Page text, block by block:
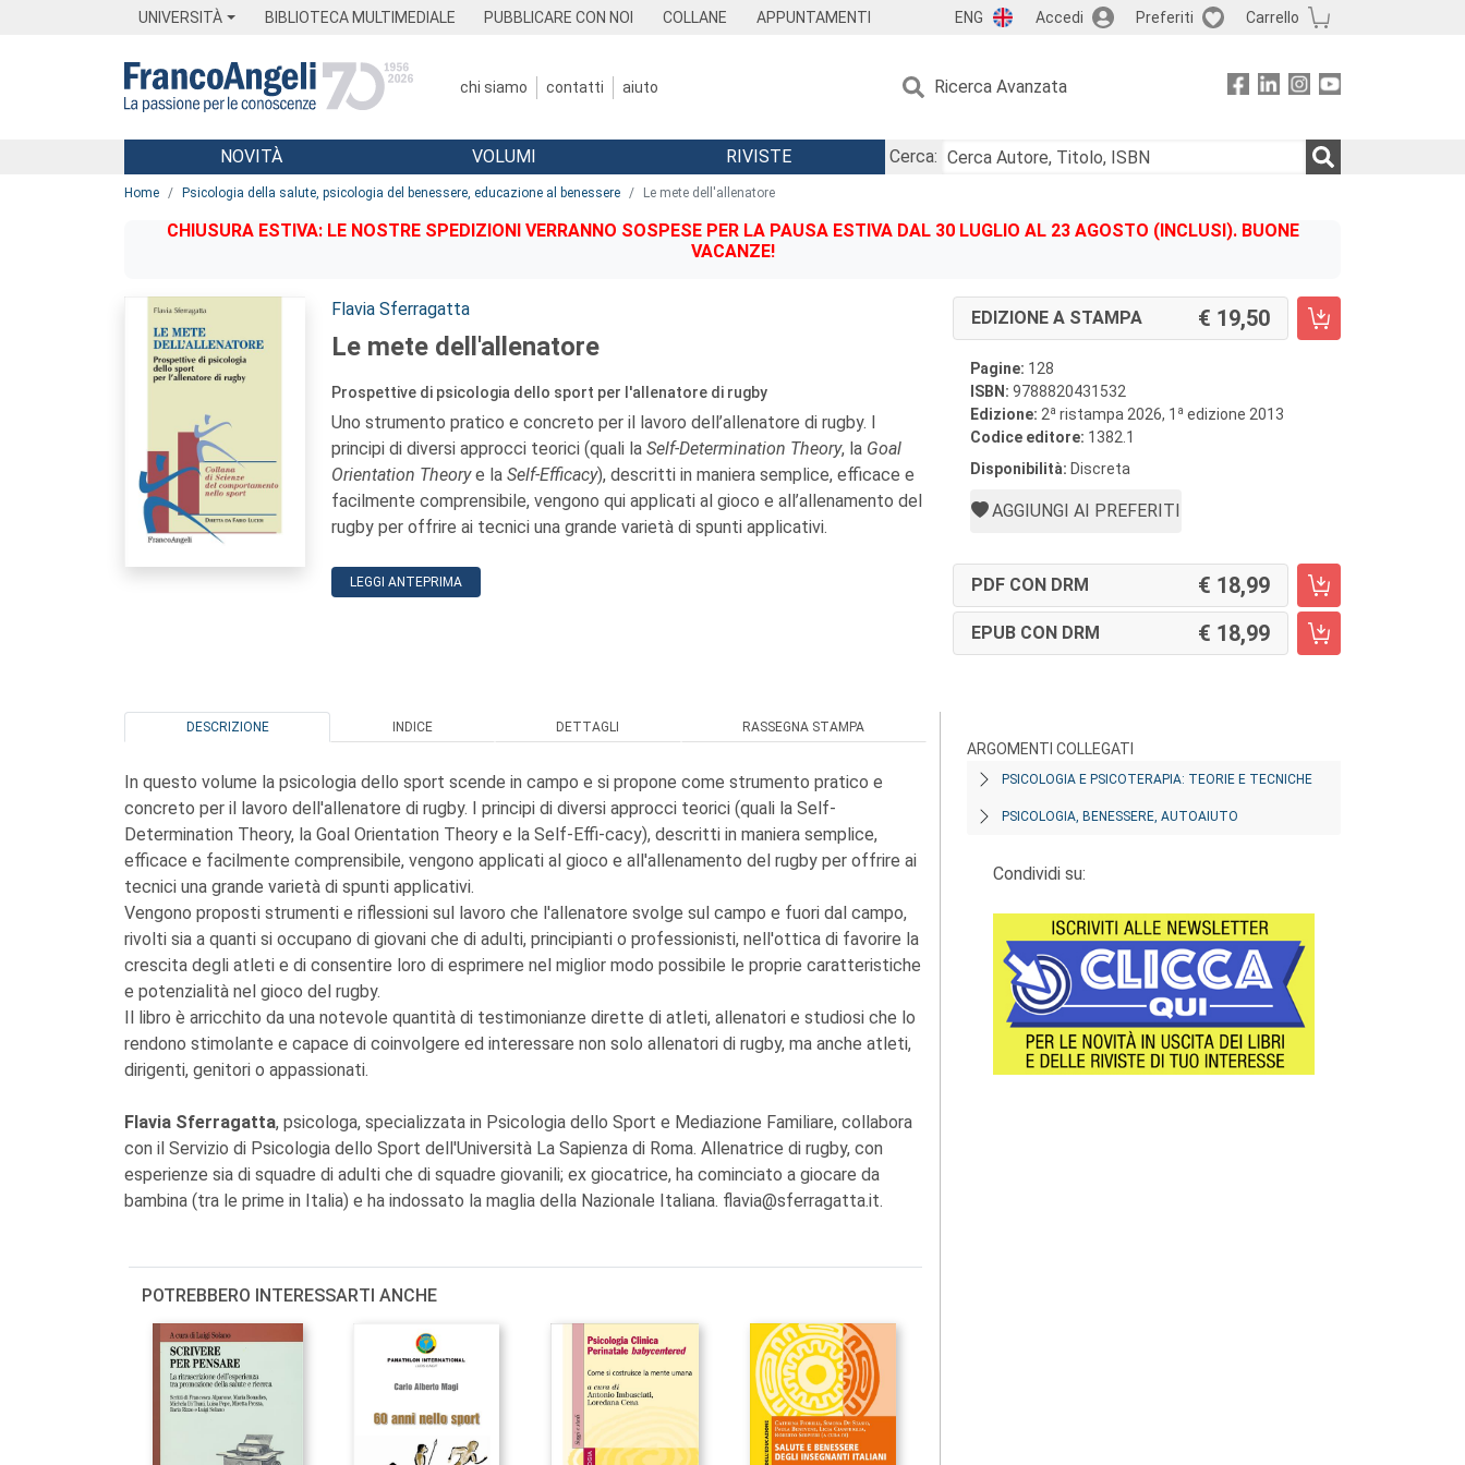
UNIVERSITÀ BIBLIOTECA MULTIMEDIALE PUBBLICARE CON NOI COLLANE APPUNTAMENTI ENG Accedi Preferiti Carrello
chi siamo contatti aiuto Ricerca Avanzata
Menu
NOVITÀ VOLUMI RIVISTE
Cerca:
Home Psicologia della salute, psicologia del benessere, educazione al benessere Le mete dell'allenatore
CHIUSURA ESTIVA: LE NOSTRE SPEDIZIONI VERRANNO SOSPESE PER LA PAUSA ESTIVA DAL 30 LUGLIO AL 23 AGOSTO (INCLUSI). BUONE
VACANZE!
Autori:
Flavia Sferragatta
Le mete dell'allenatore
Prospettive di psicologia dello sport per l'allenatore di rugby
Uno strumento pratico e concreto per il lavoro dell’allenatore di rugby. I
principi di diversi approcci teorici (quali la Self-Determination Theory, la Goal
Orientation Theorye la Self-Efficacy), descritti in maniera semplice, efficace e
facilmente comprensibile, vengono qui applicati al gioco e all’allenamento del
rugby per offrire ai tecnici una grande varietà di spunti applicativi.
LEGGI ANTEPRIMA
EDIZIONE A STAMPA 19,50
Pagine: 128
ISBN: 9788820431532
Edizione: 2a ristampa 2026, 1 a edizione 2013
Codice editore: 1382.1
Disponibilità: Discreta
AGGIUNGI AI PREFERITI
PDF CON DRM 18,99
EPUB CON DRM 18,99
DESCRIZIONE INDICE DETTAGLI RASSEGNA STAMPA
In questo volume la psicologia dello sport scende in campo e si propone come strumento pratico e
concreto per il lavoro dell'allenatore di rugby. I principi di diversi approcci teorici (quali la Self-
Determination Theory, la Goal Orientation Theory e la Self-Effi-cacy), descritti in maniera semplice,
efficace e facilmente comprensibile, vengono applicati al gioco e all'allenamento del rugby per offrire ai
tecnici una grande varietà di spunti applicativi.
Vengono proposti strumenti e riflessioni sul lavoro che l'allenatore svolge sul campo e fuori dal campo,
rivolti sia a quanti si occupano di giovani che di adulti, principianti o professionisti, nell'ottica di favorire la
crescita degli atleti e di consentire loro di esprimere nel miglior modo possibile le proprie caratteristiche
e potenzialità nel gioco del rugby.
Il libro è arricchito da una notevole quantità di testimonianze dirette di atleti, allenatori e studiosi che lo
rendono stimolante e capace di coinvolgere ed interessare non solo allenatori di rugby, ma anche atleti,
dirigenti, genitori o appassionati.
Flavia Sferragatta, psicologa, specializzata in Psicologia dello Sport e Mediazione Familiare, collabora
con il Servizio di Psicologia dello Sport dell'Università La Sapienza di Roma. Allenatrice di rugby, con
esperienze sia di squadre di adulti che di squadre giovanili; ex giocatrice, ha cominciato a giocare da
bambina (tra le prime in Italia) e ha indossato la maglia della Nazionale Italiana. flavia@sferragatta.it.
POTREBBERO INTERESSARTI ANCHE
ARGOMENTI COLLEGATI
PSICOLOGIA E PSICOTERAPIA: TEORIE E TECNICHE
PSICOLOGIA, BENESSERE, AUTOAIUTO
Condividi su: